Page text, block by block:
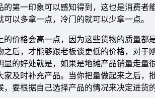
第一印象可以感知得到，这也是消费
以多拿一点，冷门的就可以少拿一点。
价格会高一点，因为这些货物的质量
后，才能够跟老板谈更低的价格，对
的好处就是，如果是地摊产品销量走
及时补充产品。当你把量做起来之后
要根据自己选择产品的情况来决定进货